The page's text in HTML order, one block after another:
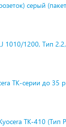
серый
1010/1200, Тип
TK-серии до 35
TK-410 (Тип